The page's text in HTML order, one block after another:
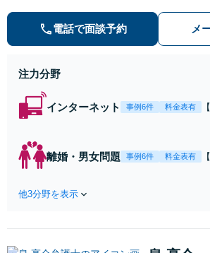
まずご相談
無料。全国
電話で面談予約 メ
注力分野
インターネット 事例6件 料金表有
離婚・男女問題 事例6件 料金表有
他3分野を表示